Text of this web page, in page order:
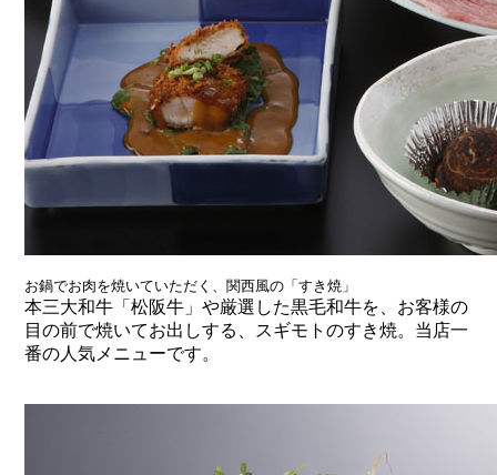
お鍋でお肉を焼いていただく、関西風の「すき焼」
本三大和牛「松阪牛」や厳選した黒毛和牛を、お客様の
目の前で焼いてお出しする、スギモトのすき焼。当店一
番の人気メニューです。